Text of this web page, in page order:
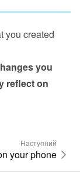
you created
you
reflect on
Наступний
your phone